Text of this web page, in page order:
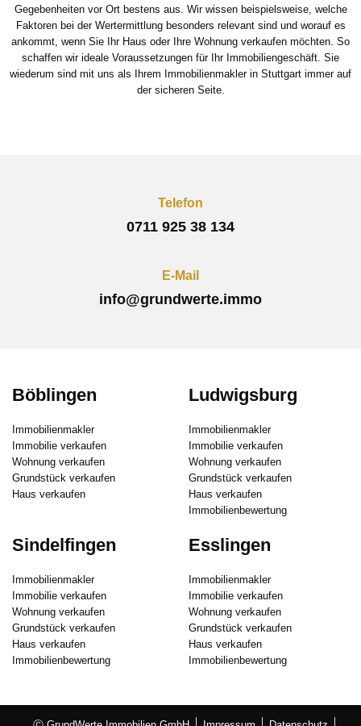
Gegebenheiten vor Ort bestens aus. Wir wissen beispielsweise, welche
Faktoren bei der Wertermittlung besonders relevant sind und worauf es
ankommt, wenn Sie Ihr Haus oder Ihre Wohnung verkaufen möchten. So
schaffen wir ideale Voraussetzungen für Ihr Immobiliengeschäft. Sie
wiederum sind mit uns als Ihrem Immobilienmakler in Stuttgart immer auf
der sicheren Seite.
Telefon
0711 925 38 134
E-Mail
info@grundwerte.immo
Böblingen
Immobilienmakler
Immobilie verkaufen
Wohnung verkaufen
Grundstück verkaufen
Haus verkaufen
Ludwigsburg
Immobilienmakler
Immobilie verkaufen
Wohnung verkaufen
Grundstück verkaufen
Haus verkaufen
Immobilienbewertung
Sindelfingen
Immobilienmakler
Immobilie verkaufen
Wohnung verkaufen
Grundstück verkaufen
Haus verkaufen
Immobilienbewertung
Esslingen
Immobilienmakler
Immobilie verkaufen
Wohnung verkaufen
Grundstück verkaufen
Haus verkaufen
Immobilienbewertung